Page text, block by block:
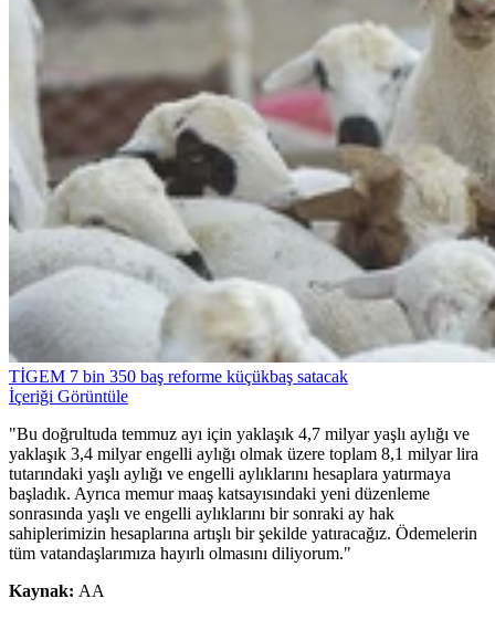
TİGEM 7 bin 350 baş reforme küçükbaş satacak
İçeriği Görüntüle
"Bu doğrultuda temmuz ayı için yaklaşık 4,7 milyar yaşlı aylığı ve
yaklaşık 3,4 milyar engelli aylığı olmak üzere toplam 8,1 milyar lira
tutarındaki yaşlı aylığı ve engelli aylıklarını hesaplara yatırmaya
başladık. Ayrıca memur maaş katsayısındaki yeni düzenleme
sonrasında yaşlı ve engelli aylıklarını bir sonraki ay hak
sahiplerimizin hesaplarına artışlı bir şekilde yatıracağız. Ödemelerin
tüm vatandaşlarımıza hayırlı olmasını diliyorum."
Kaynak: AA